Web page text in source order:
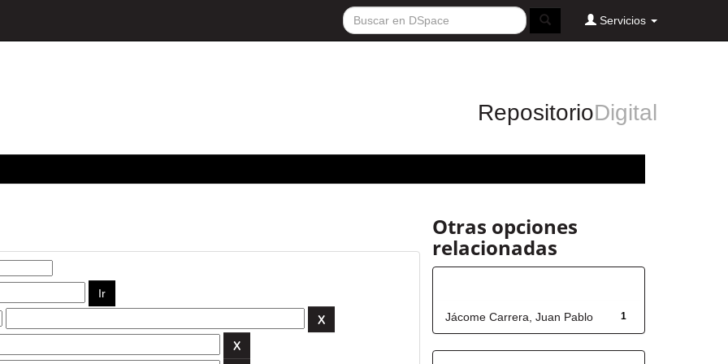
Servicios
RepositorioDigital
Otras opciones
relacionadas
1
Jácome Carrera, Juan Pablo